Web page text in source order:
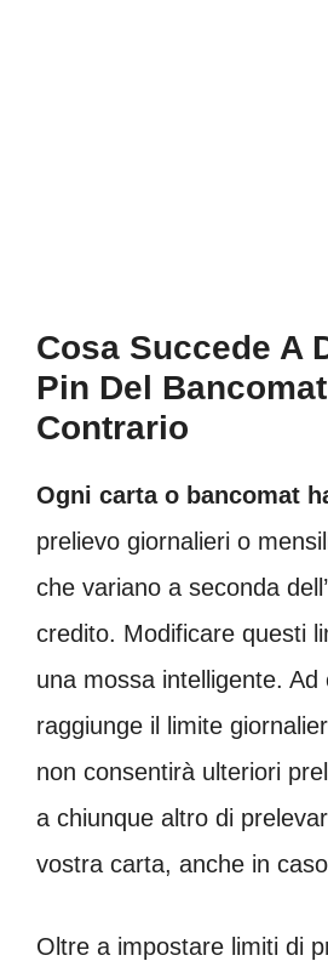
Cosa Succede A
Pin Del
Contrario
Ogni carta o bancomat
prelievo giornalieri o
che variano a seconda
credito. Modificare questi
una mossa intelligente. Ad
raggiunge il limite
non consentirà ulteriori
a chiunque altro di
vostra carta, anche in
Oltre a impostare limiti di